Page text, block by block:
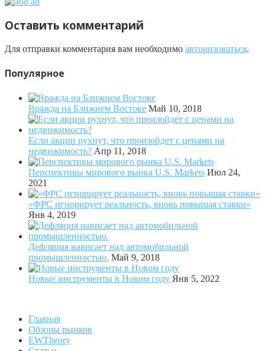
Оставить комментарий
Для отправки комментария вам необходимо авторизоваться.
Популярное
Вражда на Ближнем Востоке Май 10, 2018
Если акции рухнут, что произойдет с ценами на
недвижимость? Апр 11, 2018
Перспективы мирового рынка U.S. Markets Июл 24,
2021
«ФРС игнорирует реальность, вновь повышая ставки»
Янв 4, 2019
Дефляция нависает над автомобильной
промышленностью. Май 9, 2018
Новые инструменты в Новом году Янв 5, 2022
Главная
Обзоры рынков
EWTheory